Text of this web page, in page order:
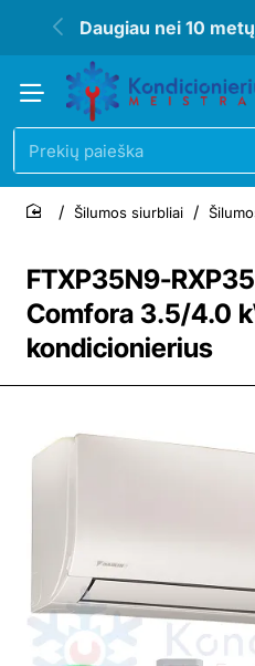
Daugiau nei 10
Prekių
paieška
FTXP35N9-
Comfora 3.5/4.0
kondicionierius
home
Šilumos siurbliai